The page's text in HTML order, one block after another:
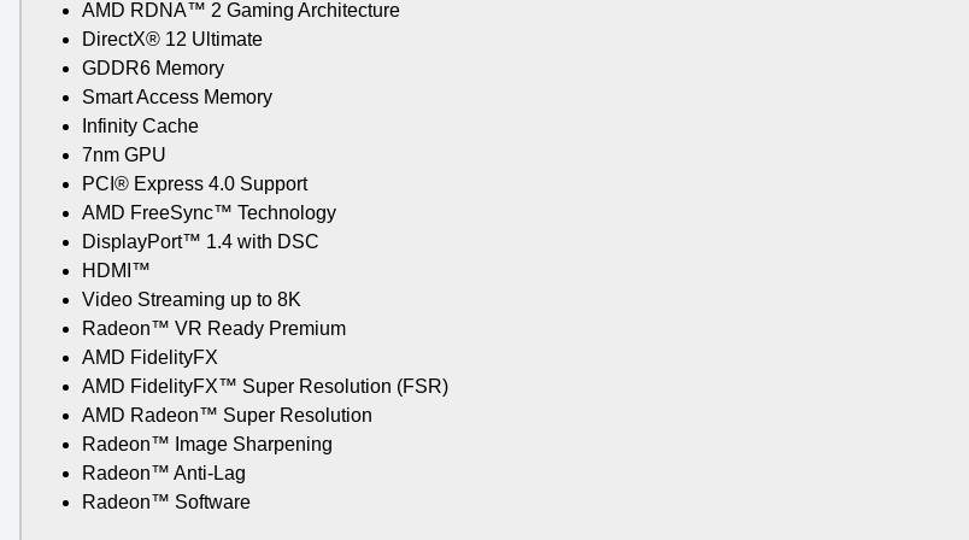
AMD RDNA™ 2 Gaming Architecture
DirectX® 12 Ultimate
GDDR6 Memory
Smart Access Memory
Infinity Cache
7nm GPU
PCI® Express 4.0 Support
AMD FreeSync™ Technology
DisplayPort™ 1.4 with DSC
HDMI™
Video Streaming up to 8K
Radeon™ VR Ready Premium
AMD FidelityFX
AMD FidelityFX™ Super Resolution (FSR)
AMD Radeon™ Super Resolution
Radeon™ Image Sharpening
Radeon™ Anti-Lag
Radeon™ Software